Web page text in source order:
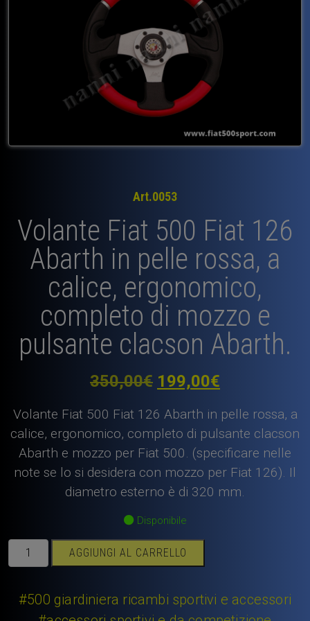
Art.0053
Volante Fiat 500 Fiat 126
Abarth in pelle rossa, a
calice, ergonomico,
completo di mozzo e
pulsante clacson Abarth.
350,00€ Il
prezzo
originale
era:
350,00€.
199,00€
prezzo
attuale
è:
199,00€.
Volante Fiat 500 Fiat 126 Abarth in pelle rossa, a
calice, ergonomico, completo di pulsante clacson
Abarth e mozzo per Fiat 500. (specificare nelle
note se lo si desidera con mozzo per Fiat 126). Il
diametro esterno è di 320 mm.
Disponibile
Volante
Fiat
Fiat
AGGIUNGI AL CARRELLO
#500 giardiniera ricambi sportivi e accessori